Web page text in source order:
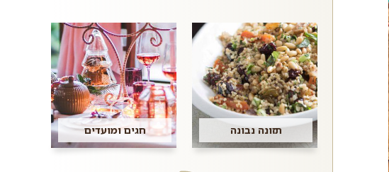
תזונה נבונה חגים ומועדים